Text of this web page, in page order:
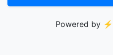
Powered by ⚡️